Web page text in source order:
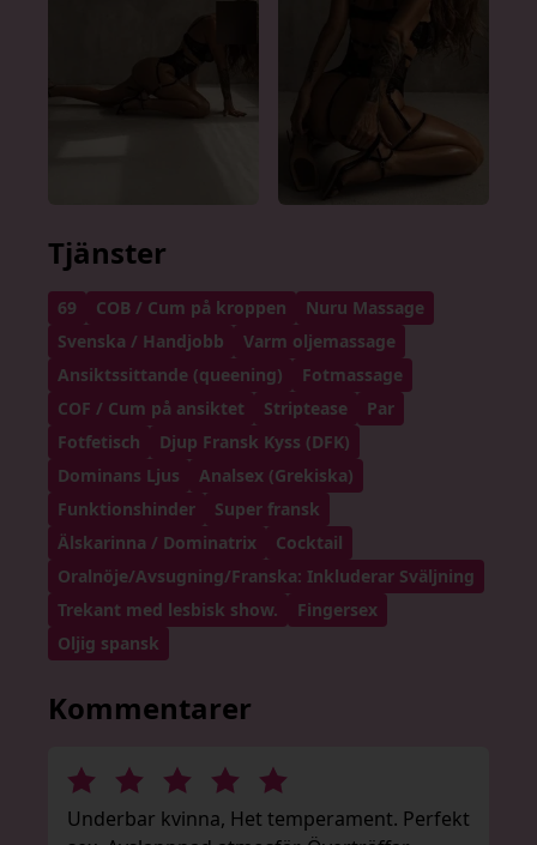
Tjänster
69 COB / Cum på kroppen
Nuru Massage
Svenska / Handjobb
Varm oljemassage
Ansiktssittande (queening)
Fotmassage
COF / Cum på ansiktet
Striptease
Par
Fotfetisch
Djup Fransk Kyss (DFK)
Dominans Ljus
Analsex (Grekiska)
Funktionshinder
Super fransk
Älskarinna / Dominatrix
Cocktail
Oralnöje/Avsugning/Franska: Inkluderar Sväljning
Trekant med lesbisk show.
Fingersex
Oljig spansk
Kommentarer
Underbar kvinna, Het temperament. Perfekt